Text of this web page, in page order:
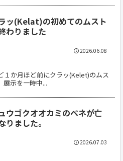
ッ(Kelat)の初めてのムスト
わりました
か月ほど前にクラッ(Kelet)のムス
展示を一時中...
2026.06.08
ウゴクオオカミのベネが亡
りました。
2026.07.03